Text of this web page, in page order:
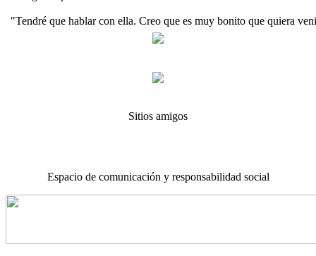
"Tendré que hablar con ella. Creo que es muy bonito que quiera
Sitios amigos
Espacio de comunicación y responsabilidad social